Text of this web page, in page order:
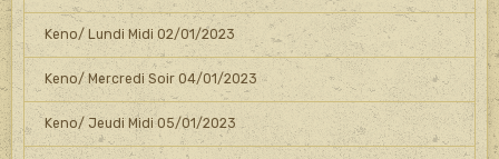
Keno/ Lundi Midi 02/01/2023
Keno/ Mercredi Soir 04/01/2023
Keno/ Jeudi Midi 05/01/2023